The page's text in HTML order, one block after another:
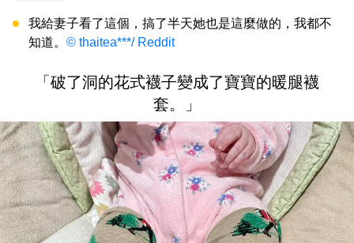
我給妻子看了這個，搞了半天她也是這麼做的，我都不
知道。 © thaitea***/ Reddit
「破了洞的花式襪子變成了寶寶的暖腿襪
套。」